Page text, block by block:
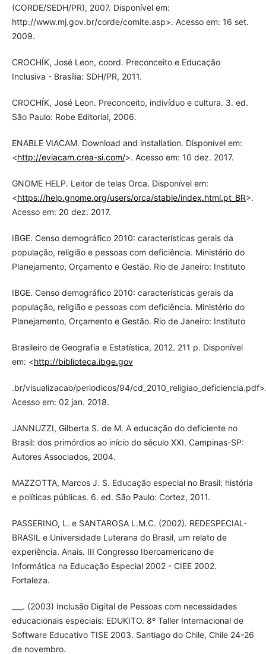
(CORDE/SEDH/PR), 2007. Disponível em:
http://www.mj.gov.br/corde/comite.asp>. Acesso em: 16 set.
2009.
CROCHÍK, José Leon, coord. Preconceito e Educação
Inclusiva - Brasília: SDH/PR, 2011.
CROCHÍK, José Leon. Preconceito, indivíduo e cultura. 3. ed.
São Paulo: Robe Editorial, 2006.
ENABLE VIACAM. Download and installation. Disponível em:
<http://eviacam.crea-si.com/>. Acesso em: 10 dez. 2017.
GNOME HELP. Leitor de telas Orca. Disponível em:
<https://help.gnome.org/users/orca/stable/index.html.pt_BR>.
Acesso em: 20 dez. 2017.
IBGE. Censo demográfico 2010: características gerais da
população, religião e pessoas com deficiência. Ministério do
Planejamento, Orçamento e Gestão. Rio de Janeiro: Instituto
IBGE. Censo demográfico 2010: características gerais da
população, religião e pessoas com deficiência. Ministério do
Planejamento, Orçamento e Gestão. Rio de Janeiro: Instituto
Brasileiro de Geografia e Estatística, 2012. 211 p. Disponível
em: <http://biblioteca.ibge.gov
.br/visualizacao/periodicos/94/
Acesso em: 02 jan. 2018.
JANNUZZI, Gilberta S. de M. A educação do deficiente no
Brasil: dos primórdios ao início do século XXI. Campinas-SP:
Autores Associados, 2004.
MAZZOTTA, Marcos J. S. Educação especial no Brasil: história
e políticas públicas. 6. ed. São Paulo: Cortez, 2011.
PASSERINO, L. e SANTAROSA L.M.C. (2002). REDESPECIAL-
BRASIL e Universidade Luterana do Brasil, um relato de
experiência. Anais. III Congresso Iberoamericano de
Informática na Educação Especial 2002 - CIEE 2002.
Fortaleza.
___. (2003) Inclusão Digital de Pessoas com necessidades
educacionais especiais: EDUKITO. 8º Taller Internacional de
Software Educativo TISE 2003. Santiago do Chile, Chile 24-26
de novembro.